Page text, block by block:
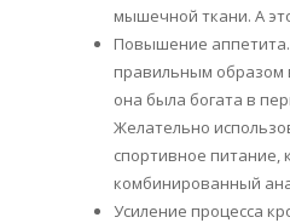
мышечной ткани. А
Повышение
правильным образом
она была богата в
Желательно
спортивное питание,
комбинированный
Усиление процесса